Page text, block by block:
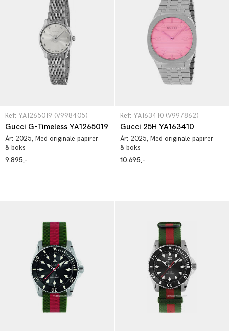
Ref: YA1265019 (V998405)
Gucci G-Timeless YA1265019
År: 2025, Med originale papirer
& boks
9.895,-
Ref: YA163410 (V997862)
Gucci 25H YA163410
År: 2025, Med originale papirer
& boks
10.695,-